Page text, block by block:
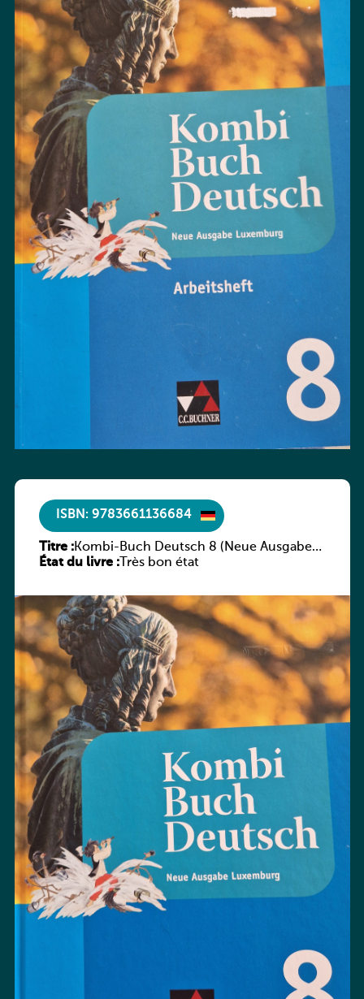
ISBN: 9783661136684
Titre :Kombi-Buch Deutsch 8 (Neue Ausgabe
Luxemburg)
État du livre :Très bon état